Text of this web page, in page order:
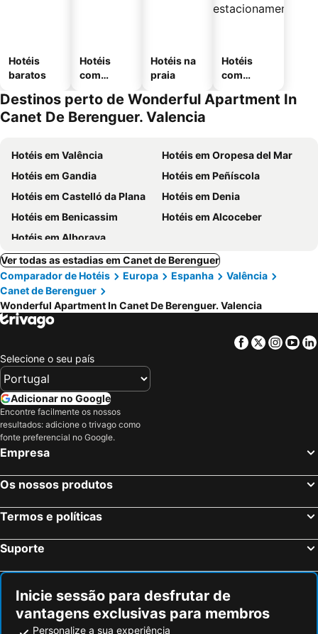
Hotéis
baratos
Hotéis
com
Hotéis na
praia
Hotéis
com
mento
Destinos perto de Wonderful Apartment In
Canet De Berenguer. Valencia
Hotéis em Valência
Hotéis em Oropesa del Mar
Hotéis em Gandia
Hotéis em Peñíscola
Hotéis em Castelló da Plana
Hotéis em Denia
Hotéis em Benicassim
Hotéis em Alcoceber
Hotéis em Alboraya
Ver todas as estadias em Canet de Berenguer
Comparador de Hotéis
Europa Espanha
Valência
Canet de Berenguer
Wonderful Apartment In Canet De Berenguer. Valencia
Facebook
Twitter
Selecione o seu país
Adicionar no Google
Encontre facilmente os nossos
resultados: adicione o trivago como
fonte preferencial no Google.
Empresa
Os nossos produtos
Termos e políticas
Suporte
Inicie sessão para desfrutar de
vantagens exclusivas para membros
Personalize a sua experiência